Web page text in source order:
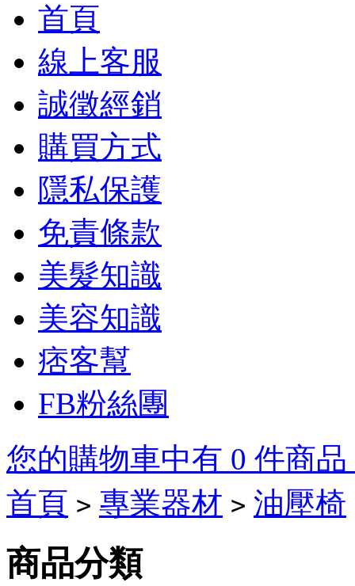
首頁
線上客服
誠徵經銷
購買方式
隱私保護
免責條款
美髮知識
美容知識
痞客幫
FB粉絲團
您的購物車中有 0 件商
Tory
Burch
Outlet
首頁 > 專業器材 > 油壓椅
商品分類